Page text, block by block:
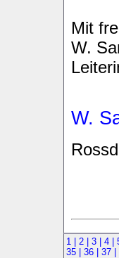
Mit
W.
W.
1 | 2 | 3 | 4 |
35 | 36 | 37 |